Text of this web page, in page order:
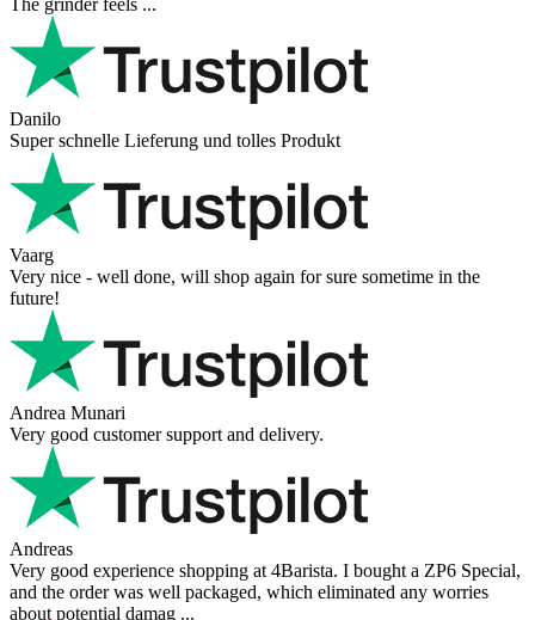
Danilo
Super schnelle Lieferung und tolles Produkt
Vaarg
Very nice - well done, will shop again for sure sometime in the
future!
Andrea Munari
Very good customer support and delivery.
Andreas
Very good experience shopping at 4Barista. I bought a ZP6 Special,
and the order was well packaged, which eliminated any worries
about potential damag ...